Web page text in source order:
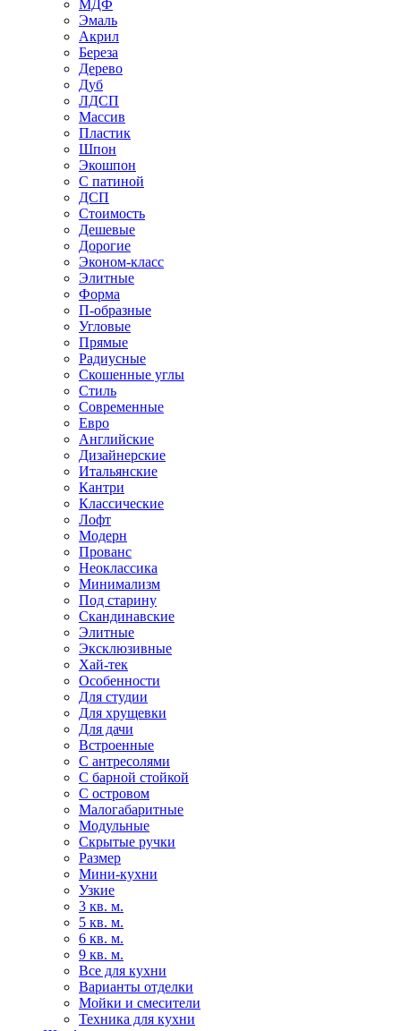
МДФ
Эмаль
Акрил
Береза
Дерево
Дуб
ЛДСП
Массив
Пластик
Шпон
Экошпон
С патиной
ДСП
Стоимость
Дешевые
Дорогие
Эконом-класс
Элитные
Форма
П-образные
Угловые
Прямые
Радиусные
Скошенные углы
Стиль
Современные
Евро
Английские
Дизайнерские
Итальянские
Кантри
Классические
Лофт
Модерн
Прованс
Неоклассика
Минимализм
Под старину
Скандинавские
Элитные
Эксклюзивные
Хай-тек
Особенности
Для студии
Для хрущевки
Для дачи
Встроенные
С антресолями
С барной стойкой
С островом
Малогабаритные
Модульные
Скрытые ручки
Размер
Мини-кухни
Узкие
3 кв. м.
5 кв. м.
6 кв. м.
9 кв. м.
Все для кухни
Варианты отделки
Мойки и смесители
Техника для кухни